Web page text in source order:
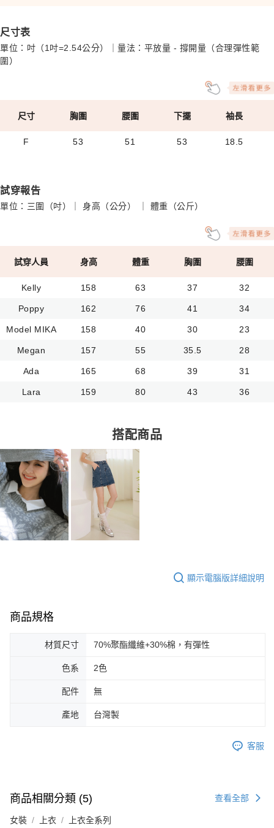
尺寸表
單位：吋（1吋=2.54公分）｜量法：平放量 - 撐開量（合理彈性範
圍）
尺寸 胸圍 腰圍 下擺 袖長
F 53 51 53 18.5
試穿報告
單位：三圍（吋）｜ 身高（公分） ｜ 體重（公斤）
試穿人員 身高 體重 胸圍 腰圍
Kelly 158 63 37 32
Poppy 162 76 41 34
Model MIKA 158 40 30 23
Megan 157 55 35.5 28
Ada 165 68 39 31
Lara 159 80 43 36
搭配商品
顯示電腦版詳細說明
商品規格
材質尺寸 70%聚酯纖維+30%棉，有彈性
色系 2色
配件 無
產地 台灣製
客服
商品相關分類 (5) 查看全部
女裝 上衣 上衣全系列